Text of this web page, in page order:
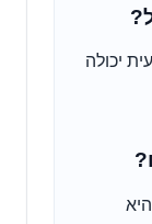
יכולה